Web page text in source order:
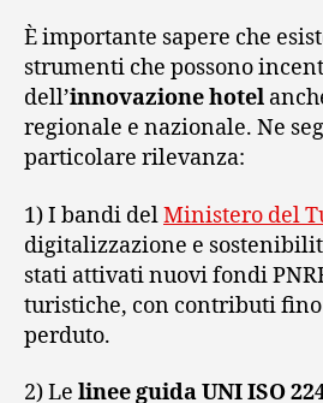
È importante sapere che
strumenti che possono
dell’innovazione hotel
regionale e nazionale. Ne
particolare rilevanza:
1) I bandi delMinistero del
digitalizzazione e
stati attivati nuovi fondi
turistiche, con contributi fino
perduto.
2) Le linee guida UNI ISO